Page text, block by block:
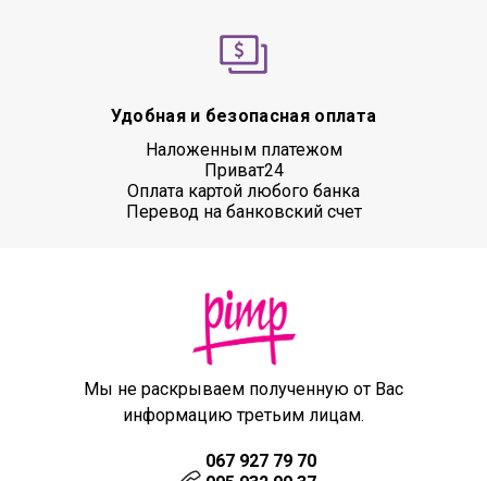
Удобная и безопасная оплата
Наложенным платежом
Приват24
Оплата картой любого банка
Перевод на банковский счет
Мы не раскрываем полученную от Вас
информацию третьим лицам.
067 927 79 70